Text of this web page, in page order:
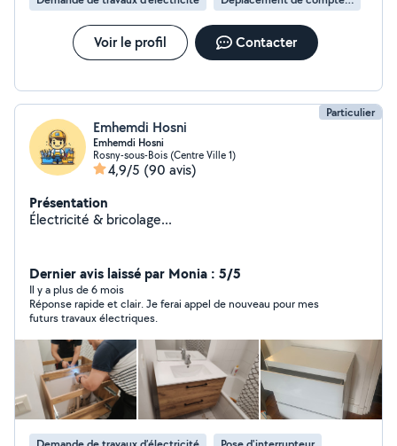
Voir le profil Contacter
Particulier
Emhemdi Hosni
Emhemdi Hosni
Rosny-sous-Bois (Centre Ville 1)
4,9/5 (90 avis)
Présentation
Électricité & bricolage...
Dernier avis laissé par Monia : 5/5
Il y a plus de 6 mois
Réponse rapide et clair. Je ferai appel de nouveau pour mes
futurs travaux électriques.